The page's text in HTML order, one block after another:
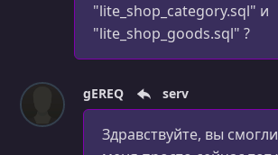
"lite_shop_category.sql" и
"lite_shop_goods.sql" ?
gEREQ serv
Здравствуйте, вы